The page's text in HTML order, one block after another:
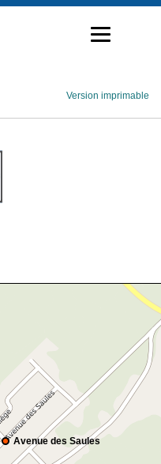
Version imprimable
Avenue des Saules